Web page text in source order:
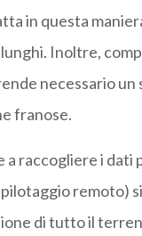
in questa
Inoltre,
necessario un
franose.
a raccogliere i dati
remoto)
di tutto il